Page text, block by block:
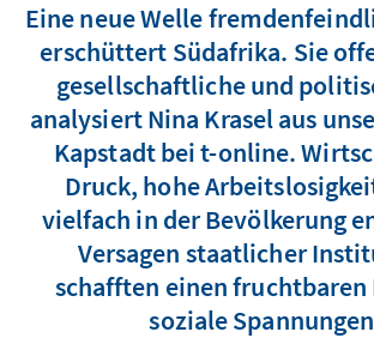
Eine neue Welle
erschüttert Südafrika. Sie
gesellschaftliche und
analysiert Nina Krasel aus
Kapstadt bei t-online.
Druck, hohe
vielfach in der Bevölkerung
Versagen staatlicher
schafften einen fruchtbaren
soziale